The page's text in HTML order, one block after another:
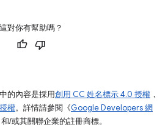
這對你有幫助嗎？
的內容是採用創用 CC 姓名標示 4.0 授權 ，
權。詳情請參閱《Google Developers 網
/或其關聯企業的註冊商標。